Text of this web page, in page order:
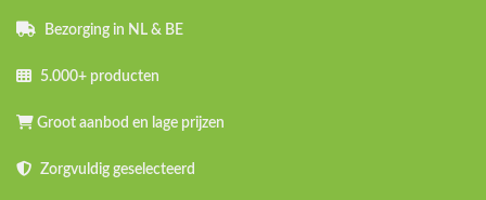
Bezorging in NL & BE
5.000+ producten
Groot aanbod en lage prijzen
Zorgvuldig geselecteerd